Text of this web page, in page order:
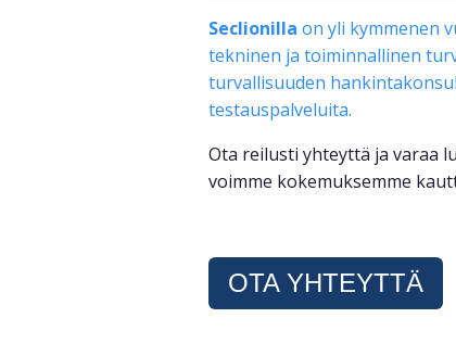
Seclionilla on yli kymmenen
tekninen ja toiminnallinen
turvallisuuden
testauspalveluita.
Ota reilusti yhteyttä ja varaa
voimme kokemuksemme
OTA YHTEYTTÄ